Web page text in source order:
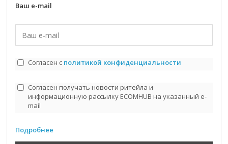
Ваш e-mail
Согласен с политикой конфиденциальности
Согласен получать новости ритейла и
информационную рассылку ECOMHUB на указанный e-
mail
Подробнее